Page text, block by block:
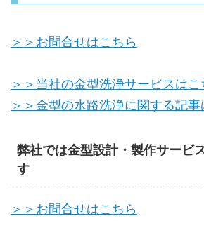
＞＞お問合せはこちら
＞＞当社の金型洗浄サービスはこ
＞＞金型の水路洗浄に関する記事
弊社では金型設計・製作サービ
す
＞＞お問合せはこちら